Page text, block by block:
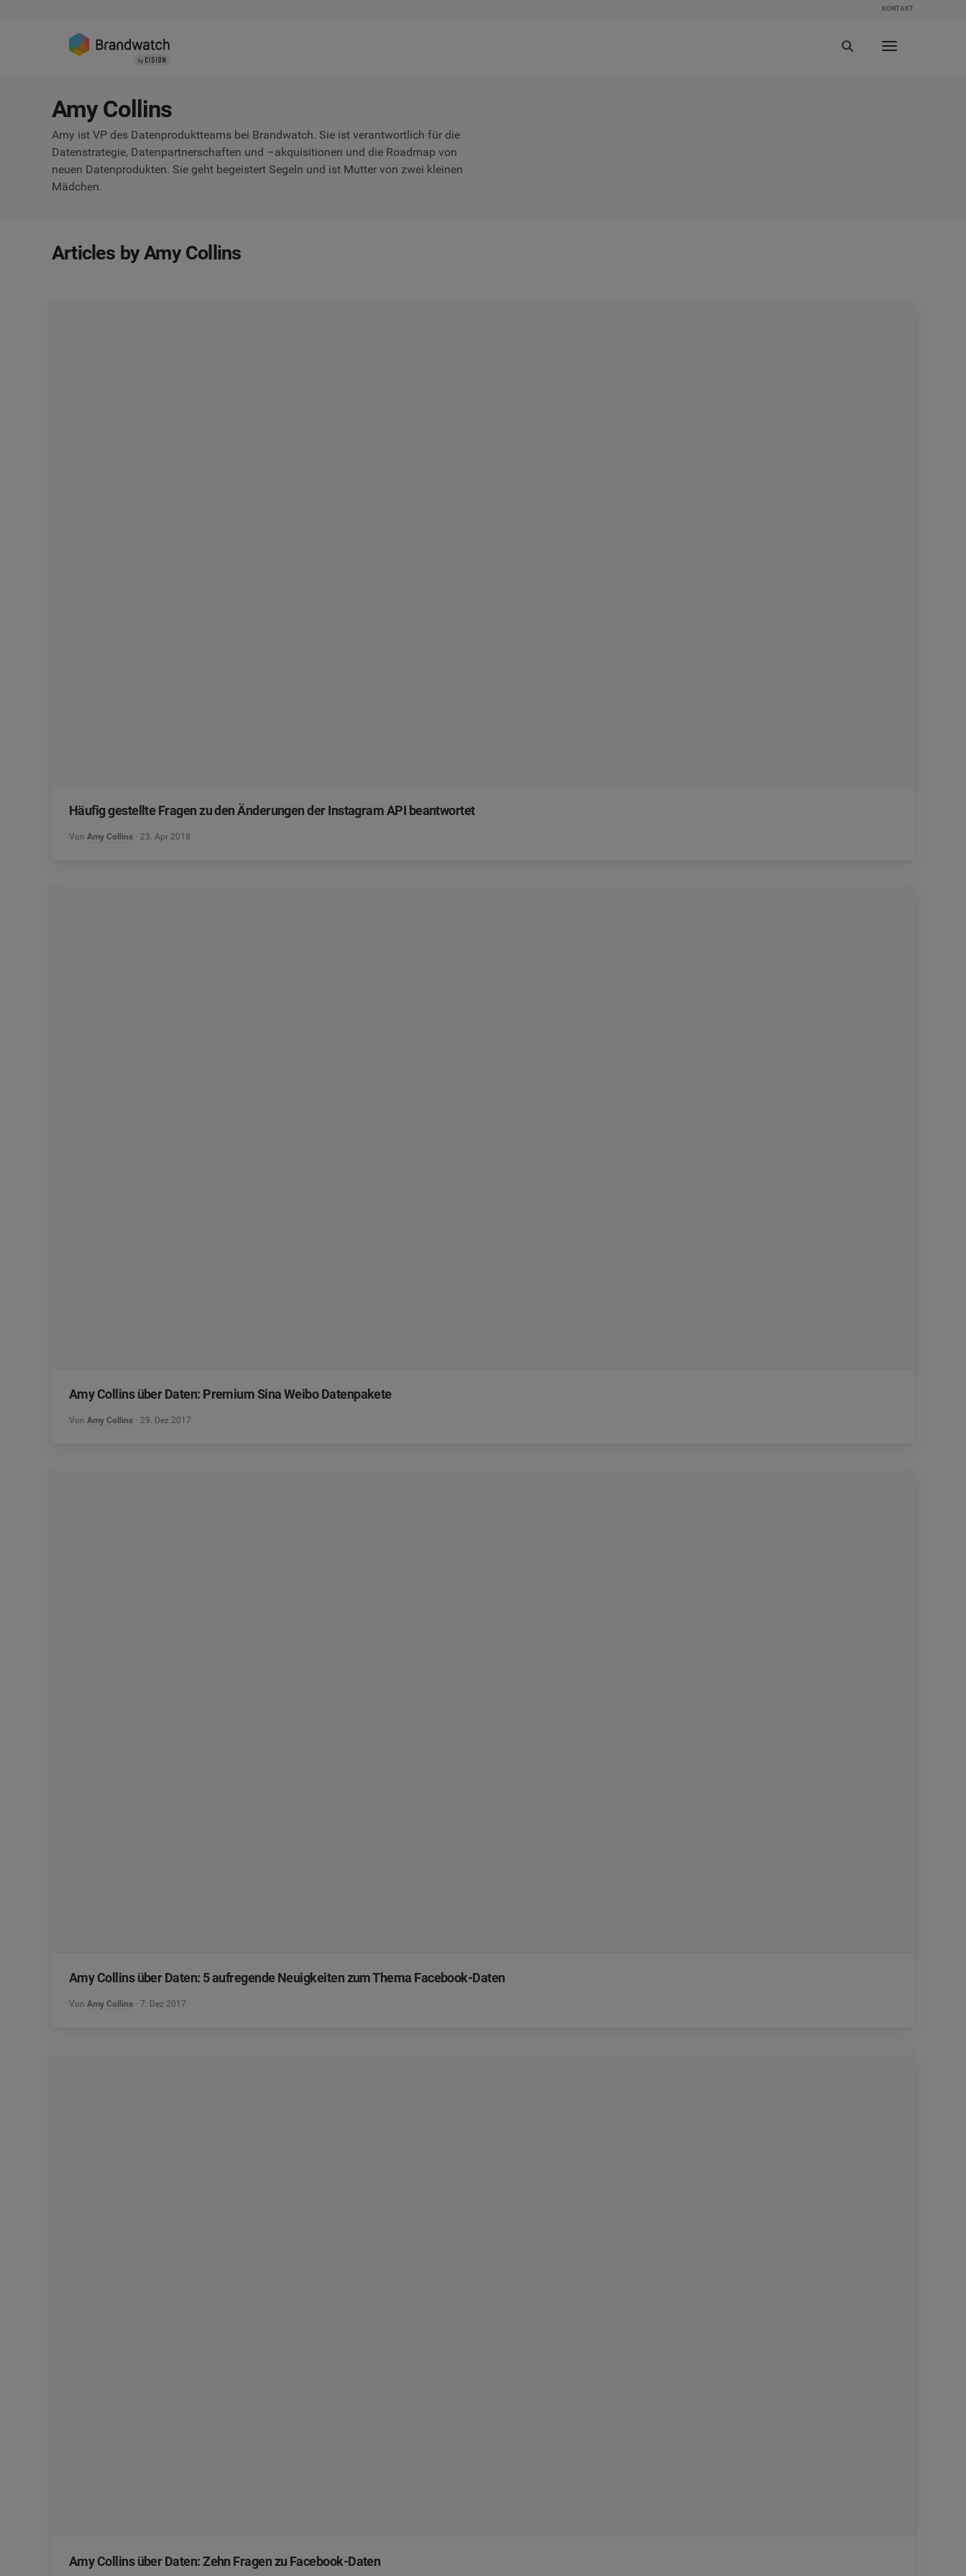
KONTAKT
Amy Collins
Amy ist VP des Datenproduktteams bei Brandwatch. Sie ist verantwortlich für die
Datenstrategie, Datenpartnerschaften und –akquisitionen und die Roadmap von
neuen Datenprodukten. Sie geht begeistert Segeln und ist Mutter von zwei kleinen
Mädchen.
Articles by Amy Collins
Häufig gestellte Fragen zu den Änderungen der Instagram API beantwortet
Von Amy Collins 23. Apr 2018
Amy Collins über Daten: Premium Sina Weibo Datenpakete
Von Amy Collins 29. Dez 2017
Amy Collins über Daten: 5 aufregende Neuigkeiten zum Thema Facebook-Daten
Von Amy Collins 7. Dez 2017
Amy Collins über Daten: Zehn Fragen zu Facebook-Daten